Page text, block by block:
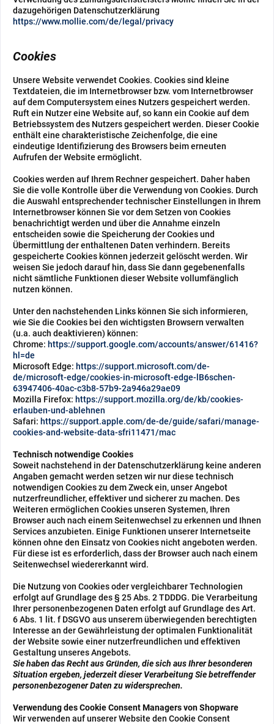
dazugehörigen Datenschutzerklärung
https://www.mollie.com/de/legal/privacy
Cookies
Unsere Website verwendet Cookies. Cookies sind kleine
Textdateien, die im Internetbrowser bzw. vom Internetbrowser
auf dem Computersystem eines Nutzers gespeichert werden.
Ruft ein Nutzer eine Website auf, so kann ein Cookie auf dem
Betriebssystem des Nutzers gespeichert werden. Dieser Cookie
enthält eine charakteristische Zeichenfolge, die eine
eindeutige Identifizierung des Browsers beim erneuten
Aufrufen der Website ermöglicht.
Cookies werden auf Ihrem Rechner gespeichert. Daher haben
Sie die volle Kontrolle über die Verwendung von Cookies. Durch
die Auswahl entsprechender technischer Einstellungen in Ihrem
Internetbrowser können Sie vor dem Setzen von Cookies
benachrichtigt werden und über die Annahme einzeln
entscheiden sowie die Speicherung der Cookies und
Übermittlung der enthaltenen Daten verhindern. Bereits
gespeicherte Cookies können jederzeit gelöscht werden. Wir
weisen Sie jedoch darauf hin, dass Sie dann gegebenenfalls
nicht sämtliche Funktionen dieser Website vollumfänglich
nutzen können.
Unter den nachstehenden Links können Sie sich informieren,
wie Sie die Cookies bei den wichtigsten Browsern verwalten
(u.a. auch deaktivieren) können:
Chrome: https://support.google.com/accounts/answer/61416?
hl=de
Microsoft Edge: https://support.microsoft.com/de-
de/microsoft-edge/cookies-in-microsoft-edge-lB6schen-
63947406-40ac-c3b8-57b9-2a946a29ae09
Mozilla Firefox: https://support.mozilla.org/de/kb/cookies-
erlauben-und-ablehnen
Safari: https://support.apple.com/de-de/guide/safari/manage-
cookies-and-website-data-sfri11471/mac
Technisch notwendige Cookies
Soweit nachstehend in der Datenschutzerklärung keine anderen
Angaben gemacht werden setzen wir nur diese technisch
notwendigen Cookies zu dem Zweck ein, unser Angebot
nutzerfreundlicher, effektiver und sicherer zu machen. Des
Weiteren ermöglichen Cookies unseren Systemen, Ihren
Browser auch nach einem Seitenwechsel zu erkennen und Ihnen
Services anzubieten. Einige Funktionen unserer Internetseite
können ohne den Einsatz von Cookies nicht angeboten werden.
Für diese ist es erforderlich, dass der Browser auch nach einem
Seitenwechsel wiedererkannt wird.
Die Nutzung von Cookies oder vergleichbarer Technologien
erfolgt auf Grundlage des § 25 Abs. 2 TDDDG. Die Verarbeitung
Ihrer personenbezogenen Daten erfolgt auf Grundlage des Art.
6 Abs. 1 lit. f DSGVO aus unserem überwiegenden berechtigten
Interesse an der Gewährleistung der optimalen Funktionalität
der Website sowie einer nutzerfreundlichen und effektiven
Gestaltung unseres Angebots.
Sie haben das Recht aus Gründen, die sich aus Ihrer besonderen
Situation ergeben, jederzeit dieser Verarbeitung Sie betreffender
personenbezogener Daten zu widersprechen.
Verwendung des Cookie Consent Managers von Shopware
Wir verwenden auf unserer Website den Cookie Consent